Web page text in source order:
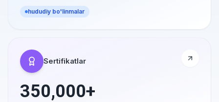
hududiy bo'linmalar
Sertifikatlar
350,000+